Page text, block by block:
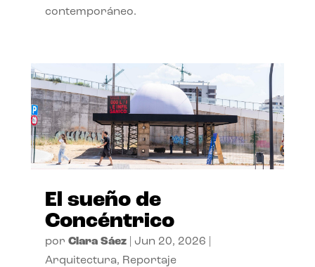
contemporáneo.
El sueño de
Concéntrico
por Clara Sáez| Jun 20, 2026
Arquitectura, Reportaje